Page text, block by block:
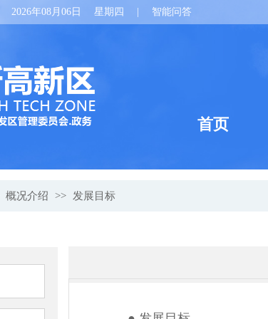
2026年08月06日 星期四 智能问答
首页
概况介绍 >> 发展目标